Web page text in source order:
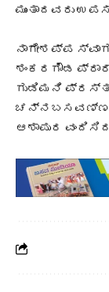
ಮುಂತಾದವರು
ನಾಗೇಶಪ್ಪ
ಶಂಕರಗೌಡ
ಗುಡಿಮನಿ
ಚನ್ನಬಸವಣ್ಣ
ಆಶಾಪುರ